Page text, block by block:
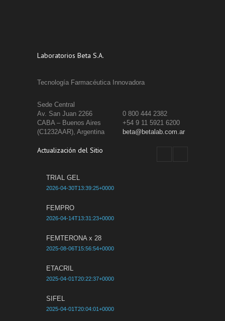
Laboratorios Beta S.A.
Tecnología Farmacéutica Innovadora
Sede Central
Av. San Juan 2266
0 800 444 2382
CABA – Buenos Aires
+54 9 11 5921 6200
(C1232AAR), Argentina
beta@betalab.com.ar
Actualización del Sitio
TRIAL GEL
2026-04-30T13:39:25+0000
FEMPRO
2026-04-14T13:31:23+0000
FEMTERONA x 28
2025-08-06T15:56:54+0000
ETACRIL
2025-04-01T20:22:37+0000
SIFEL
2025-04-01T20:04:01+0000